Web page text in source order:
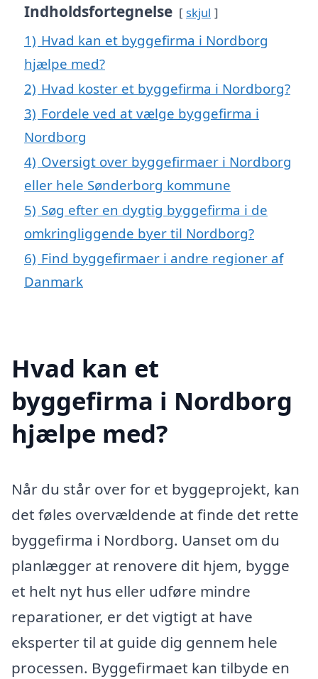
Indholdsfortegnelse skjul
1) Hvad kan et byggefirma i Nordborg
hjælpe med?
2) Hvad koster et byggefirma i Nordborg?
3) Fordele ved at vælge byggefirma i
Nordborg
4) Oversigt over byggefirmaer i Nordborg
eller hele Sønderborg kommune
5) Søg efter en dygtig byggefirma i de
omkringliggende byer til Nordborg?
6) Find byggefirmaer i andre regioner af
Danmark
Hvad kan et
byggefirma i Nordborg
hjælpe med?
Når du står over for et byggeprojekt, kan
det føles overvældende at finde det rette
byggefirma i Nordborg. Uanset om du
planlægger at renovere dit hjem, bygge
et helt nyt hus eller udføre mindre
reparationer, er det vigtigt at have
eksperter til at guide dig gennem hele
processen. Byggefirmaet kan tilbyde en